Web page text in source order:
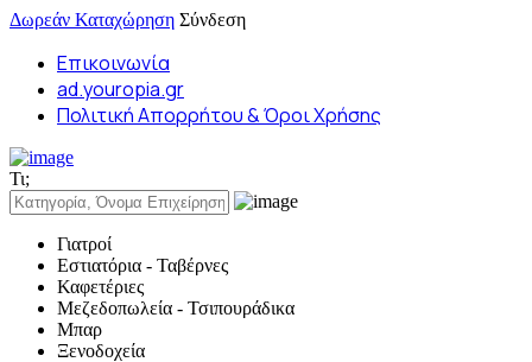
Δωρεάν Καταχώρηση Σύνδεση
Επικοινωνία
ad.youropia.gr
Πολιτική Απορρήτου & Όροι Χρήσης
Τι;
Γιατροί
Εστιατόρια - Ταβέρνες
Καφετέριες
Μεζεδοπωλεία - Τσιπουράδικα
Μπαρ
Ξενοδοχεία